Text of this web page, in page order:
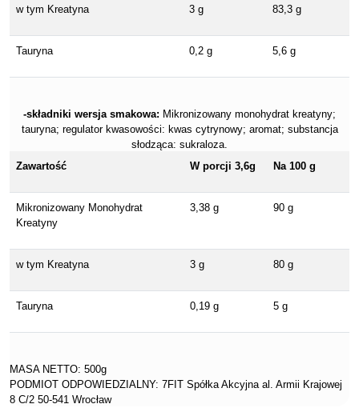
w tym Kreatyna 3 g 83,3 g
Tauryna 0,2 g 5,6 g
-składniki wersja smakowa: Mikronizowany monohydrat kreatyny;
tauryna; regulator kwasowości: kwas cytrynowy; aromat; substancja
słodząca: sukraloza.
Zawartość
W porcji 3,6g Na 100 g
Mikronizowany Monohydrat
Kreatyny
3,38 g 90 g
w tym Kreatyna 3 g 80 g
Tauryna 0,19 g 5 g
MASA NETTO: 500g
PODMIOT ODPOWIEDZIALNY: 7FIT Spółka Akcyjna al. Armii Krajowej
8 C/2 50-541 Wrocław